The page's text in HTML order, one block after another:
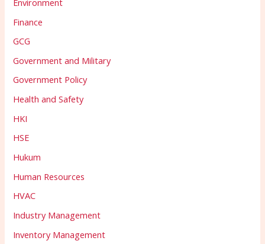
Finance
GCG
Government and Military
Government Policy
Health and Safety
HKI
HSE
Hukum
Human Resources
HVAC
Industry Management
Inventory Management